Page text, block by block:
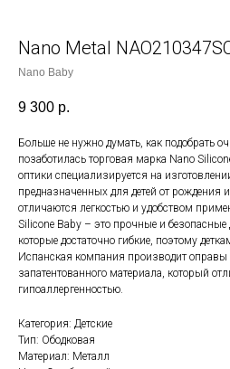
Nano Metal
Nano Baby
9 300 р.
Больше не нужно думать, как подобрать
позаботилась торговая марка Nano
оптики специализируется на
предназначенных для детей от рождения
отличаются легкостью и удобством
Silicone Baby – это прочные и
которые достаточно гибкие, поэтому
Испанская компания производит оправы
запатентованного материала, который
гипоаллергенностью.
Категория: Детские
Тип: Ободковая
Материал: Металл